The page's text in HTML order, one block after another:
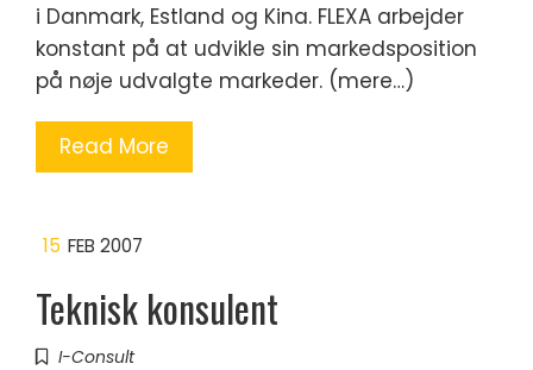
i Danmark, Estland og Kina. FLEXA arbejder
konstant på at udvikle sin markedsposition
på nøje udvalgte markeder. (mere…)
Read More
15 FEB 2007
Teknisk konsulent
I-Consult